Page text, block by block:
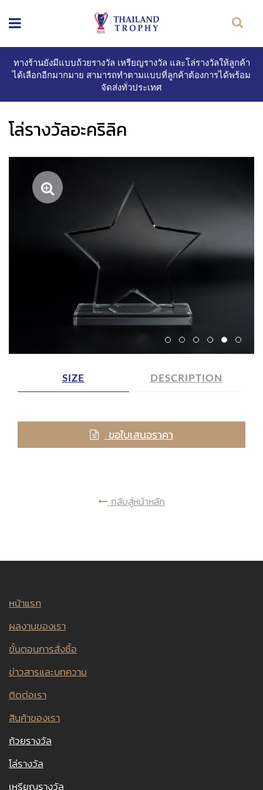
ทางร้านยังมีแบบถ้วยรางวัล เหรียญรางวัล และโล่รางวัลให้ลูกค้า
ได้เลือกอีกมากมาย สามารถทำตามแบบที่ลูกค้าต้องการได้พร้อม
จัดส่งทั่วประเทศ
โล่รางวัลอะคริลิค
SIZE DESCRIPTION
ขอใบเสนอราคา
กลับสู่หน้าหลัก
หน้าแรก
ผลงานของเรา
ขั้นตอนการสั่งซื้อ
ข่าวสารและบทความ
ติดต่อเรา
สินค้าของเรา
ถ้วยรางวัล
โล่รางวัล
เหรียญรางวัล